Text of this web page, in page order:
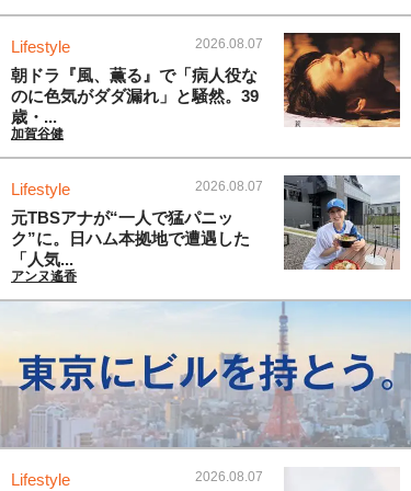
Lifestyle 2026.08.07
朝ドラ『風、薫る』で「病人役な
のに色気がダダ漏れ」と騒然。39
歳・...
加賀谷健
Lifestyle 2026.08.07
元TBSアナが“一人で猛パニッ
ク”に。日ハム本拠地で遭遇した
「人気...
アンヌ遙香
Lifestyle 2026.08.07